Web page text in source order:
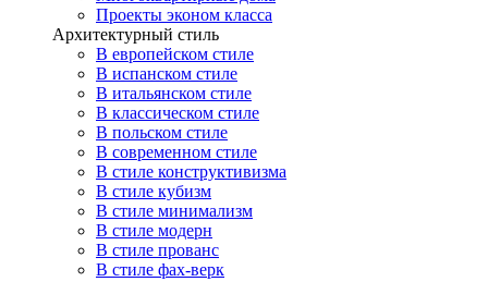
Проекты эконом класса
Архитектурный стиль
В европейском стиле
В испанском стиле
В итальянском стиле
В классическом стиле
В польском стиле
В современном стиле
В стиле конструктивизма
В стиле кубизм
В стиле минимализм
В стиле модерн
В стиле прованс
В стиле фах-верк